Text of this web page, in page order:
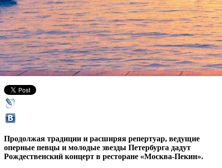
7 января 2020 года -
Рождественский концерт в
ресторане «Москва-Пекин»
24 декабря 2019,12:01 Версия для печати
Продолжая традиции и расширяя репертуар, ведущие
оперные певцы и молодые звезды Петербурга дадут
Рождественский концерт в ресторане «Москва-Пекин».